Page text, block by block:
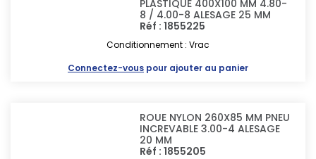
PLASTIQUE 400X100 MM 4.80-
8 / 4.00-8 ALESAGE 25 MM
Réf : 1855225
Conditionnement : Vrac
Connectez-vous pour ajouter au panier
ROUE NYLON 260X85 MM PNEU
INCREVABLE 3.00-4 ALESAGE
20 MM
Réf : 1855205